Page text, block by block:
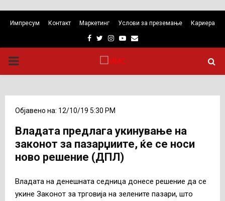
Импресум Контакт Маркетинг Услови за преземање Кариера
Facebook
TwitterInstagram
Youtube
Email
PRIMARY
Објавено на: 12/10/19 5:30 PM
Владата предлага укинување на
законот за пазарџиите, ќе се носи
ново решение (ДПЛ)
Владата на денешната седница донесе решение да се
укине Законот за трговија на зелените пазари, што